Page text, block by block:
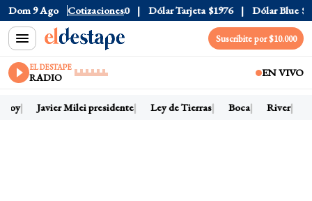
Dom 9 Ago Cotizaciones
Dólar Oficial $1520 Dólar Tarjeta $1976 Dólar Blue
Suscribite por $10.000
EL DESTAPE
RADIO EN VIVO
hoy Javier Milei presidente Ley de Tierras Boca River